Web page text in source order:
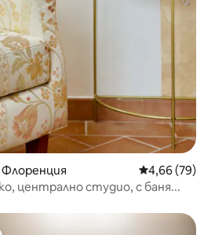
Флоренция Средна
4,66 (79)
централно студио, с баня...